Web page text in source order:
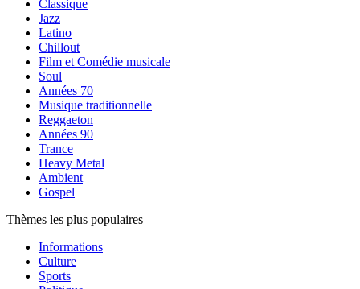
Classique
Jazz
Latino
Chillout
Film et Comédie musicale
Soul
Années 70
Musique traditionnelle
Reggaeton
Années 90
Trance
Heavy Metal
Ambient
Gospel
Thèmes les plus populaires
Informations
Culture
Sports